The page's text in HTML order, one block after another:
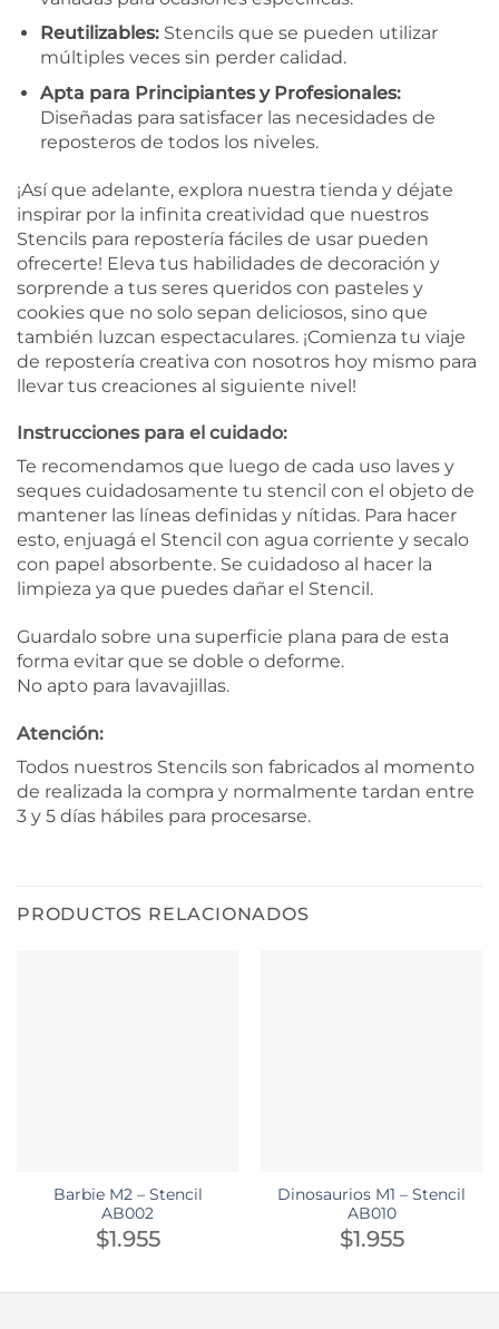
Reutilizables:Stencils que se pueden utilizar
múltiples veces sin perder calidad.
Apta para Principiantes y Profesionales:
Diseñadas para satisfacer las necesidades de
reposteros de todos los niveles.
¡Así que adelante, explora nuestra tienda y déjate
inspirar por la infinita creatividad que nuestros
Stencils para repostería fáciles de usar pueden
ofrecerte! Eleva tus habilidades de decoración y
sorprende a tus seres queridos con pasteles y
cookies que no solo sepan deliciosos, sino que
también luzcan espectaculares. ¡Comienza tu viaje
de repostería creativa con nosotros hoy mismo para
llevar tus creaciones al siguiente nivel!
Instrucciones para el cuidado:
Te recomendamos que luego de cada uso laves y
seques cuidadosamente tu stencil con el objeto de
mantener las líneas definidas y nítidas. Para hacer
esto, enjuagá el Stencil con agua corriente y secalo
con papel absorbente. Se cuidadoso al hacer la
limpieza ya que puedes dañar el Stencil.
Guardalo sobre una superficie plana para de esta
forma evitar que se doble o deforme.
No apto para lavavajillas.
Atención:
Todos nuestros Stencils son fabricados al momento
de realizada la compra y normalmente tardan entre
3 y 5 días hábiles para procesarse.
PRODUCTOS RELACIONADOS
Barbie M2 – Stencil
AB002
$1.955
Dinosaurios M1 – Stencil
AB010
$1.955